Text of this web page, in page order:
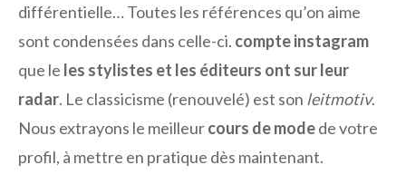
différentielle… Toutes les références qu’on aime
sont condensées dans celle-ci. compte instagram
que le les stylistes et les éditeurs ont sur leur
radar. Le classicisme (renouvelé) est son leitmotiv.
Nous extrayons le meilleurcours de modede votre
profil, à mettre en pratique dès maintenant.